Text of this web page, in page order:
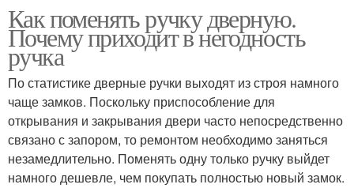
Как поменять ручку дверную.
Почему приходит в негодность
ручка
По статистике дверные ручки выходят из строя намного
чаще замков. Поскольку приспособление для
открывания и закрывания двери часто непосредственно
связано с запором, то ремонтом необходимо заняться
незамедлительно. Поменять одну только ручку выйдет
намного дешевле, чем покупать полностью новый замок.